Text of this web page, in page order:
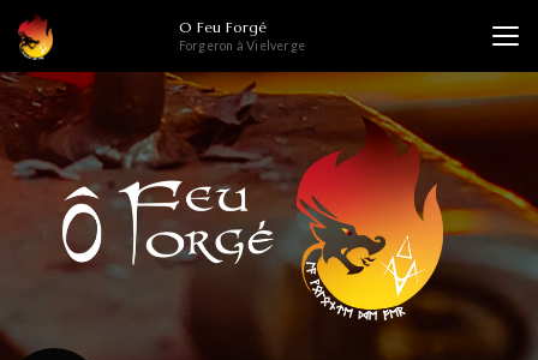
contenu
principal
O Feu Forgé
Forgeron à Vielverge